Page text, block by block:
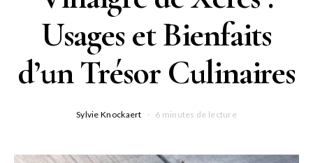
Usages et Bienfaits
d’un Trésor Culinaires
Sylvie Knockaert 6 minutes de lecture